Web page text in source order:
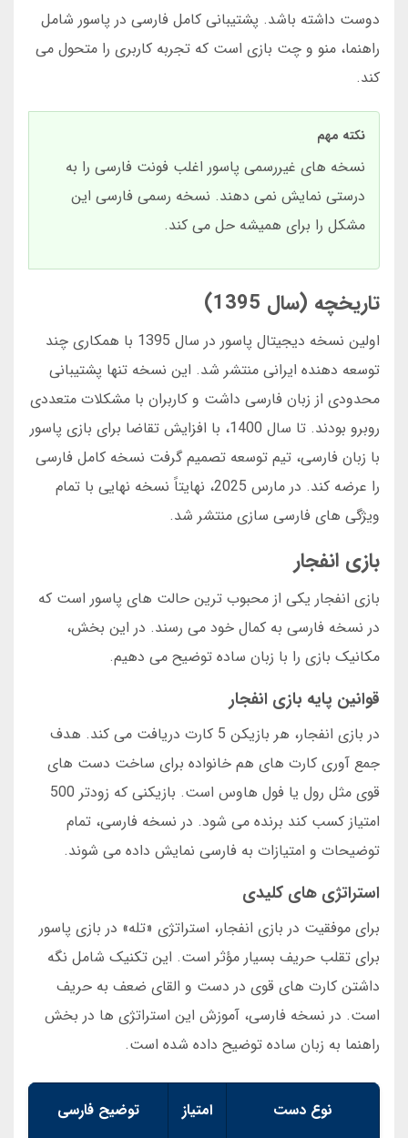
دوست داشته باشد. پشتیبانی کامل فارسی در پاسور شامل
راهنما، منو و چت بازی است که تجربه کاربری را متحول می
کند.
نکته مهم
نسخه های غیررسمی پاسور اغلب فونت فارسی را به
درستی نمایش نمی دهند. نسخه رسمی فارسی این
مشکل را برای همیشه حل می کند.
تاریخچه (سال 1395)
اولین نسخه دیجیتال پاسور در سال 1395 با همکاری چند
توسعه دهنده ایرانی منتشر شد. این نسخه تنها پشتیبانی
محدودی از زبان فارسی داشت و کاربران با مشکلات متعددی
روبرو بودند. تا سال 1400، با افزایش تقاضا برای بازی پاسور
با زبان فارسی، تیم توسعه تصمیم گرفت نسخه کامل فارسی
را عرضه کند. در مارس 2025، نهایتاً نسخه نهایی با تمام
ویژگی های فارسی سازی منتشر شد.
بازی انفجار
بازی انفجار یکی از محبوب ترین حالت های پاسور است که
در نسخه فارسی به کمال خود می رسند. در این بخش،
مکانیک بازی را با زبان ساده توضیح می دهیم.
قوانین پایه بازی انفجار
در بازی انفجار، هر بازیکن 5 کارت دریافت می کند. هدف
جمع آوری کارت های هم خانواده برای ساخت دست های
قوی مثل رول یا فول هاوس است. بازیکنی که زودتر 500
امتیاز کسب کند برنده می شود. در نسخه فارسی، تمام
توضیحات و امتیازات به فارسی نمایش داده می شوند.
استراتژی های کلیدی
برای موفقیت در بازی انفجار، استراتژی «تله» در بازی پاسور
برای تقلب حریف بسیار مؤثر است. این تکنیک شامل نگه
داشتن کارت های قوی در دست و القای ضعف به حریف
است. در نسخه فارسی، آموزش این استراتژی ها در بخش
راهنما به زبان ساده توضیح داده شده است.
نوع دست امتیاز توضیح فارسی